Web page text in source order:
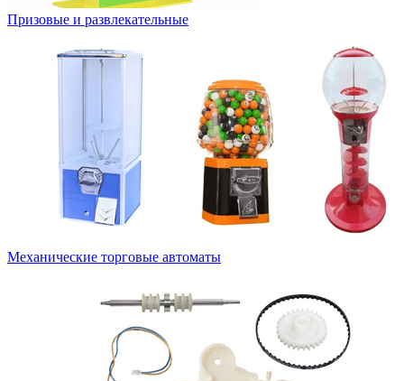
Призовые и развлекательные
Механические торговые автоматы